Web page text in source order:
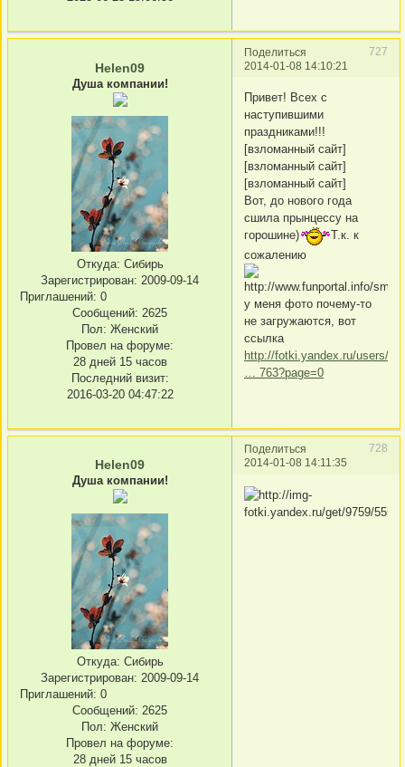
Поделиться
727
2014-01-08 14:10:21
Helen09
Душа компании!
Откуда: Сибирь
Зарегистрирован: 2009-09-14
Приглашений: 0
Сообщений: 2625
Пол: Женский
Провел на форуме:
28 дней 15 часов
Последний визит:
2016-03-20 04:47:22
Привет! Всех с
наступившими
праздниками!!!
[взломанный сайт]
[взломанный сайт]
[взломанный сайт]
Вот, до нового года
сшила прынцессу на
горошине)
Т.к. к
сожалению
у меня фото почему-то
не загружаются, вот
ссылка
http://fotki.yandex.ru/users/
… 763?page=0
Поделиться
728
2014-01-08 14:11:35
Helen09
Душа компании!
Откуда: Сибирь
Зарегистрирован: 2009-09-14
Приглашений: 0
Сообщений: 2625
Пол: Женский
Провел на форуме:
28 дней 15 часов